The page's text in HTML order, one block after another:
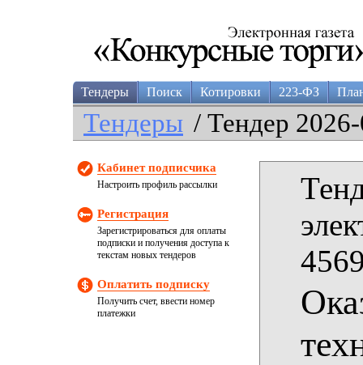
Тендеры Поиск Котировки 223-ФЗ
Тендеры / Тендер
Кабинет подписчика
Настроить профиль рассылки
Регистрация
Зарегистрироваться для оплаты
подписки и получения доступа к
текстам новых тендеров
Оплатить подписку
Получить счет, ввести номер
платежки